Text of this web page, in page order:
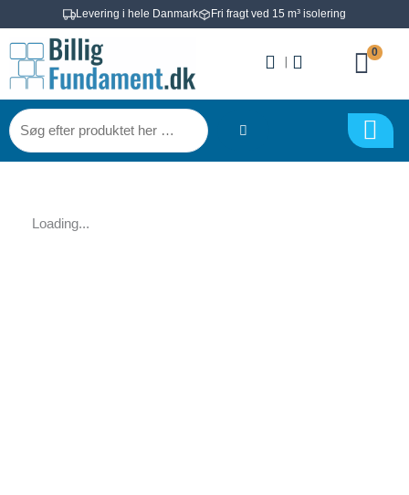
Levering i hele Danmark Fri fragt ved 15 m³ isolering
til
|
0
Søg
efter
produktet
Loading...